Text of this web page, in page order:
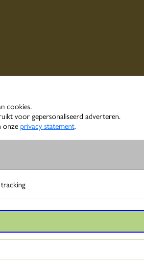
cookies.
voor gepersonaliseerd adverteren.
onze privacy statement.
en gebruik van de website worden anoniem
en wordt gebruikt om
slaat Google gegevens op om